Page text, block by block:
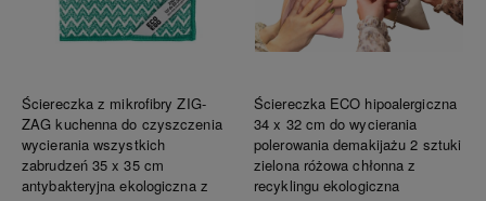
Ściereczka z mikrofibry ZIG-
ZAG kuchenna do czyszczenia
wycierania wszystkich
zabrudzeń 35 x 35 cm
antybakteryjna ekologiczna z
Ściereczka ECO hipoalergiczna
34 x 32 cm do wycierania
polerowania demakijażu 2 sztuki
zielona różowa chłonna z
recyklingu ekologiczna